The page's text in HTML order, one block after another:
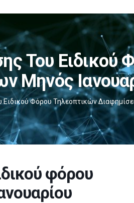
Του Ειδικού
Μηνός
Φόρου Τηλεοπτικών
φόρου